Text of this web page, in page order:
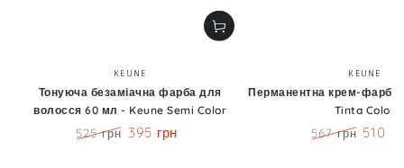
Бренд:
KEUNE
Тонуюча безаміачна фарба для
волосся 60 мл - Keune Semi Color
525 грн 395 грн
KEUNE
Перманентна крем-фарба
Tinta Color
567 грн 510